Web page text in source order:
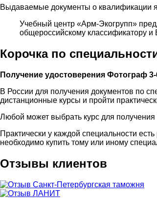
Выдаваемые документы о квалификации
Учебный центр «Арм-Экогрупп»
общероссийскому классификатору
Корочка по
Получение удостоверения Фотограф
В России для получения документов по
дистанционные курсы и пройти
Любой может выбрать курс для
Практически у каждой специальности
необходимо купить тому или иному
Отзывы клиентов